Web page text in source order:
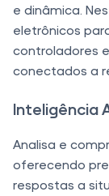
e dinâmica.
eletrônicos
controladores
conectados a
Inteligência
Analisa e
oferecendo
respostas a